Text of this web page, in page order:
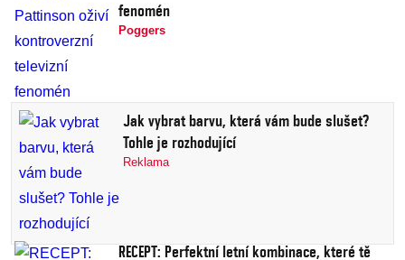
fenomén
Poggers
Jak vybrat barvu, která vám bude slušet?
Tohle je rozhodující
Reklama
RECEPT: Perfektní letní kombinace, které tě